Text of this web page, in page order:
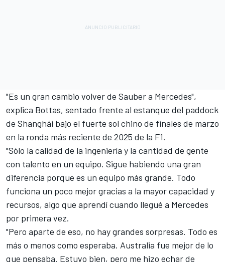
"Es un gran cambio volver de Saubera Mercedes",
explica Bottas, sentado frente al estanque del paddock
de Shanghái bajo el fuerte sol chino de finales de marzo
en la ronda más reciente de 2025 de la F1.
"Sólo la calidad de la ingeniería y la cantidad de gente
con talento en un equipo. Sigue habiendo una gran
diferencia porque es un equipo más grande. Todo
funciona un poco mejor gracias a la mayor capacidad y
recursos, algo que aprendí cuando llegué a Mercedes
por primera vez.
"Pero aparte de eso, no hay grandes sorpresas. Todo es
más o menos como esperaba. Australia fue mejor de lo
que pensaba. Estuvo bien, pero me hizo echar de